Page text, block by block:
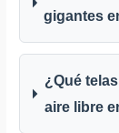
gigantes
¿Qué
aire libre